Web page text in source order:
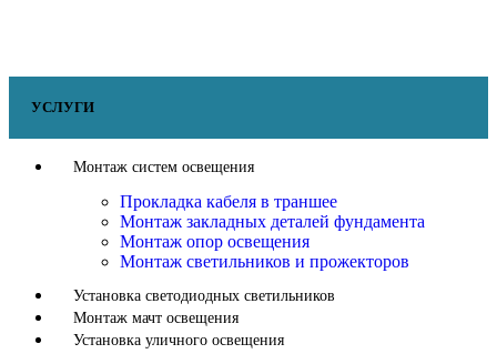
УСЛУГИ
Монтаж систем освещения
Прокладка кабеля в траншее
Монтаж закладных деталей фундамента
Монтаж опор освещения
Монтаж светильников и прожекторов
Установка светодиодных светильников
Монтаж мачт освещения
Установка уличного освещения